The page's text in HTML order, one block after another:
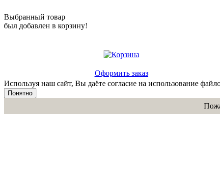
Выбранный товар
был добавлен в корзину!
Оформить заказ
Используя наш сайт, Вы даёте согласие на использование
Понятно